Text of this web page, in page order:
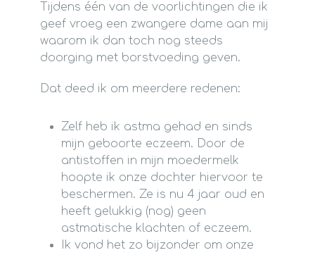
Tijdens één van de voorlichtingen die ik
geef vroeg een zwangere dame aan mij
waarom ik dan toch nog steeds
doorging met borstvoeding geven.
Dat deed ik om meerdere redenen:
Zelf heb ik astma gehad en sinds
mijn geboorte eczeem. Door de
antistoffen in mijn moedermelk
hoopte ik onze dochter hiervoor te
beschermen. Ze is nu 4 jaar oud en
heeft gelukkig (nog) geen
astmatische klachten of eczeem.
Ik vond het zo bijzonder om onze